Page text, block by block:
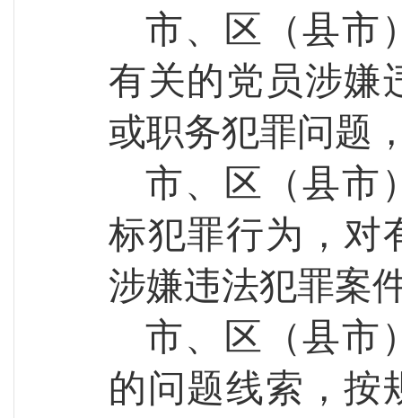
市、 区 （县市
有关的党员涉嫌
或职务犯罪问题
市、 区 （县市
标犯罪行为，对
涉嫌违法犯罪案
市、 区 （县市
的问题线索，按